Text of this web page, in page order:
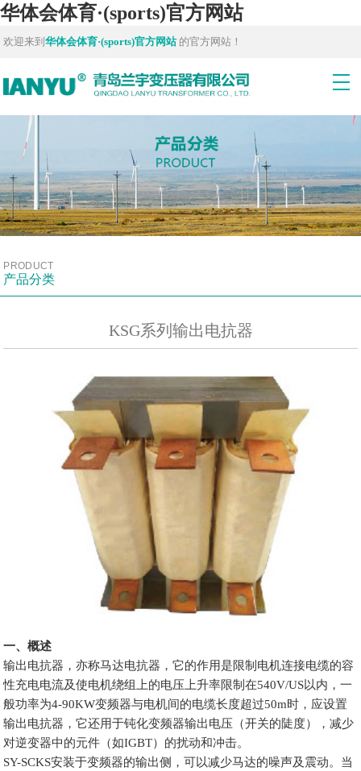
华体会体育·(sports)官方网站
欢迎来到华体会体育·(sports)官方网站 的官方网站！
PRODUCT
产品分类
KSG系列输出电抗器
一、概述
输出电抗器，亦称马达电抗器，它的作用是限制电机连接电缆的容
性充电电流及使电机绕组上的电压上升率限制在540V/US以内，一
般功率为4-90KW变频器与电机间的电缆长度超过50m时，应设置
输出电抗器，它还用于钝化变频器输出电压（开关的陡度），减少
对逆变器中的元件（如IGBT）的扰动和冲击。
SY-SCKS安装于变频器的输出侧，可以减少马达的噪声及震动。当